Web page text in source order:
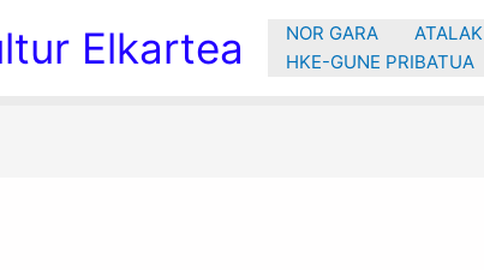
Elkartea NOR GARA ATALAK
HKE-GUNE PRIBATUA